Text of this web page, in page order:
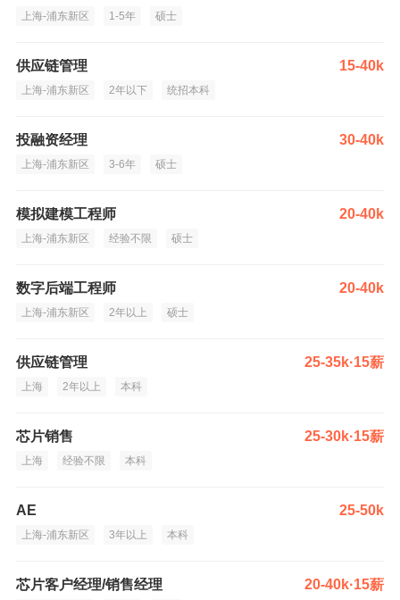
上海-浦东新区 1-5年 硕士
供应链管理 15-40k
上海-浦东新区 2年以下 统招本科
投融资经理 30-40k
上海-浦东新区 3-6年 硕士
模拟建模工程师 20-40k
上海-浦东新区 经验不限 硕士
数字后端工程师 20-40k
上海-浦东新区 2年以上 硕士
供应链管理 25-35k·15薪
上海 2年以上 本科
芯片销售 25-30k·15薪
上海 经验不限 本科
AE 25-50k
上海-浦东新区 3年以上 本科
芯片客户经理/销售经理 20-40k·15薪